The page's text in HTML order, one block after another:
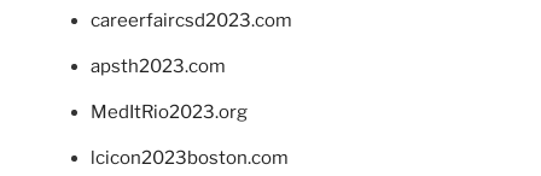
careerfaircsd2023.com
apsth2023.com
MedItRio2023.org
lcicon2023boston.com